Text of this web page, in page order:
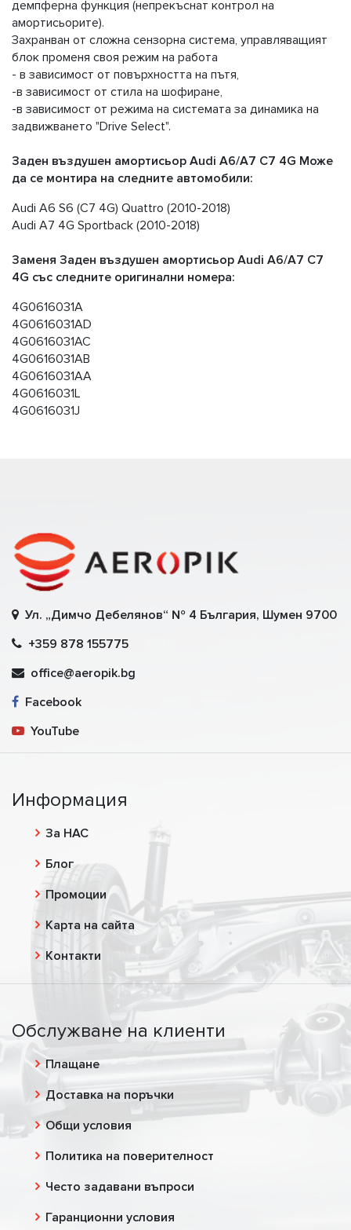
демпферна функция (непрекъснат контрол на
амортисьорите).
Захранван от сложна сензорна система, управляващият
блок променя своя режим на работа
- в зависимост от повърхността на пътя,
-в зависимост от стила на шофиране,
-в зависимост от режима на системата за динамика на
задвижването "Drive Select".
Заден въздушен амортисьор Audi A6/A7 C7 4G Може
да се монтира на следните автомобили:
Audi A6 S6 (C7 4G) Quattro (2010-2018)
Audi A7 4G Sportback (2010-2018)
Заменя Заден въздушен амортисьор Audi A6/A7 C7
4G със следните оригинални номера:
4G0616031A
4G0616031AD
4G0616031AC
4G0616031AB
4G0616031AA
4G0616031L
4G0616031J
Ул. „Димчо Дебелянов“ № 4 България, Шумен 9700
+359 878 155775
office@aeropik.bg
Facebook
YouTube
Информация
За НАС
Блог
Промоции
Карта на сайта
Контакти
Обслужване на клиенти
Плащане
Доставка на поръчки
Общи условия
Политика на поверителност
Често задавани въпроси
Гаранционни условия